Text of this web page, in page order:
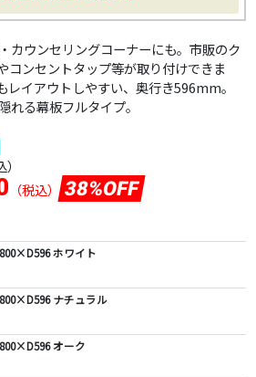
カウンセリングコーナーにも。市販のク
コンセントタップ等が取り付けできま
レイアウトしやすい、奥行き596mm。
れる幕板フルタイプ。
（税込） 38%OFF
ホワイト
ナチュラル
オーク